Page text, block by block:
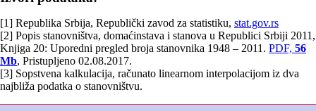
[1] Republika Srbija, Republički zavod za statistiku, stat.gov.rs
[2] Popis stanovništva, domaćinstava i stanova u Republici Srbiji 2011,
Knjiga 20: Uporedni pregled broja stanovnika 1948 – 2011. PDF, 56
Mb, Pristupljeno 02.08.2017.
[3] Sopstvena kalkulacija, računato linearnom interpolacijom iz dva
najbliža podatka o stanovništvu.